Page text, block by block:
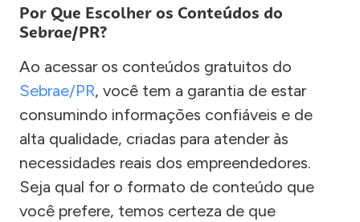
Por Que Escolher os Conteúdos do
Sebrae/PR?
Ao acessar os conteúdos gratuitos do
Sebrae/PR, você tem a garantia de estar
consumindo informações confiáveis e de
alta qualidade, criadas para atender às
necessidades reais dos empreendedores.
Seja qual for o formato de conteúdo que
você prefere, temos certeza de que